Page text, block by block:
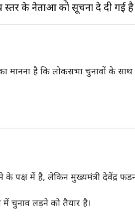
मानना है कि लोकसभा चुनावों के
के पक्ष में है, लेकिन मुख्यमंत्री देवेंद्र
चुनाव लड़ने को तैयार है।